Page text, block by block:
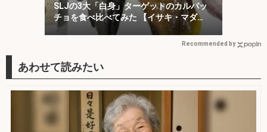
SLJの3大「白身」ターゲットのカルパッ
チョを食べ比べてみた 【イサキ・マダ
イ・キジハタ】
Recommended by